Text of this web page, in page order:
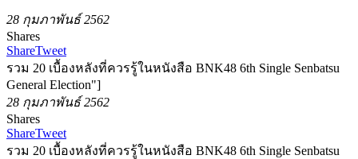
28 กุมภาพันธ์ 2562
Shares
ShareTweet
รวม 20 เบื้องหลังที่ควรรู้ในหนังสือ BNK48 6th Single Senbatsu
General Election"]
28 กุมภาพันธ์ 2562
Shares
ShareTweet
รวม 20 เบื้องหลังที่ควรรู้ในหนังสือ BNK48 6th Single Senbatsu